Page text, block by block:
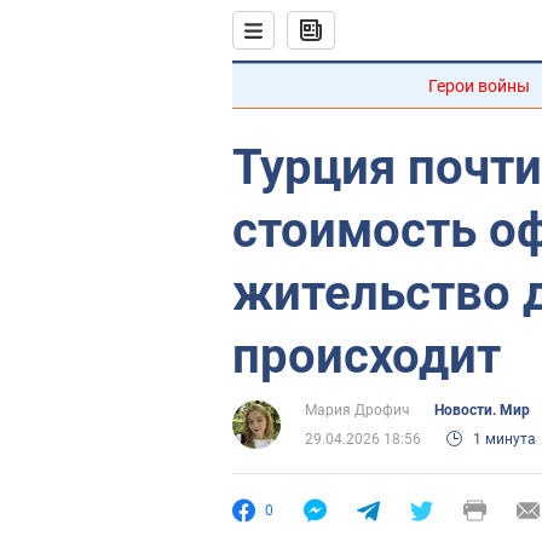
Герои войны
Турция
стоимость
жительство
происходит
Мария Дрофич
Новости. Мир
29.04.2026 18:56
1 минута
0